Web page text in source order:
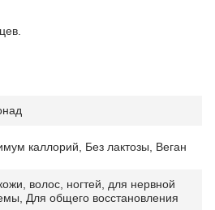
каллорий, Без лактозы, Веган
волос, ногтей, для нервной
Для общего восстановления